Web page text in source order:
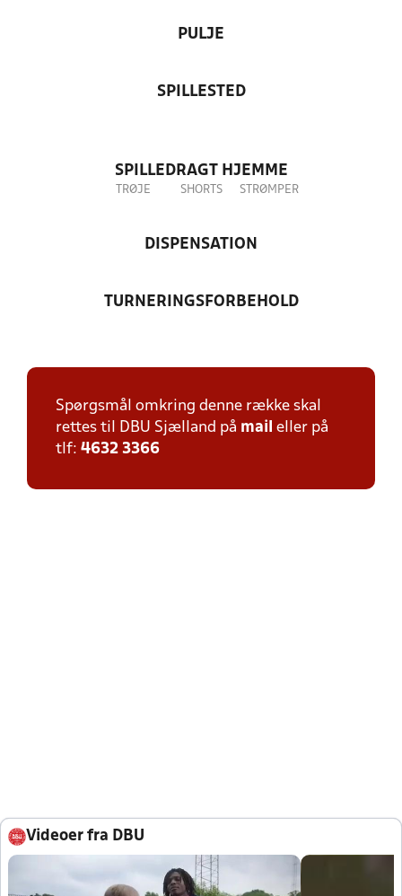
PULJE
SPILLESTED
SPILLEDRAGT HJEMME
TRØJE SHORTS STRØMPER
DISPENSATION
TURNERINGSFORBEHOLD
Spørgsmål omkring denne række skal
rettes til DBU Sjælland på mail eller på
tlf: 4632 3366
Videoer fra DBU